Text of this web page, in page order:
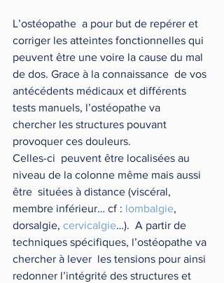
L’ostéopathe  a pour but de repérer et
corriger les atteintes fonctionnelles qui
peuvent être une voire la cause du mal
de dos. Grace à la connaissance  de vos
antécédents médicaux et différents
tests manuels, l’ostéopathe va
chercher les structures pouvant
provoquer ces douleurs.
Celles-ci  peuvent être localisées au
niveau de la colonne même mais aussi
être  situées à distance (viscéral,
membre inférieur… cf : lombalgie,
dorsalgie, cervicalgie…).  A partir de
techniques spécifiques, l’ostéopathe va
chercher à lever  les tensions pour ainsi
redonner l’intégrité des structures et